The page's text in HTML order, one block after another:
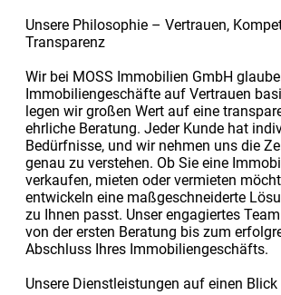
Unsere Philosophie – Vertrauen,
Transparenz
Wir bei MOSS Immobilien GmbH
Immobiliengeschäfte auf Vertrauen
legen wir großen Wert auf eine
ehrliche Beratung. Jeder Kunde hat
Bedürfnisse, und wir nehmen uns die
genau zu verstehen. Ob Sie eine
verkaufen, mieten oder vermieten
entwickeln eine maßgeschneiderte
zu Ihnen passt. Unser engagiertes
von der ersten Beratung bis zum
Abschluss Ihres Immobiliengeschäfts.
Unsere Dienstleistungen auf einen Blick